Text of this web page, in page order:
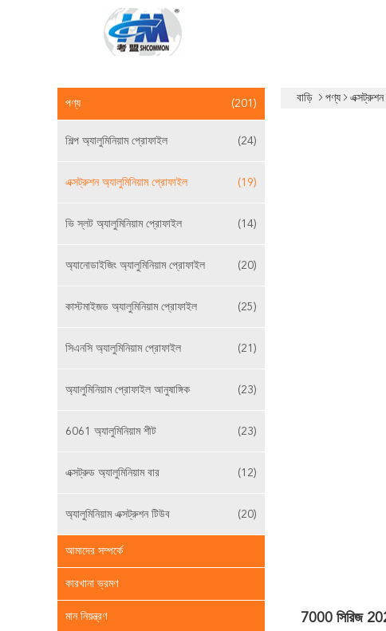
পণ্য (201)
শিল্প অ্যালুমিনিয়াম প্রোফাইল (24)
এক্সট্রুশন অ্যালুমিনিয়াম প্রোফাইল (19)
ভি স্লট অ্যালুমিনিয়াম প্রোফাইল (14)
অ্যানোডাইজিং অ্যালুমিনিয়াম প্রোফাইল (20)
কাস্টমাইজড অ্যালুমিনিয়াম প্রোফাইল (25)
সিএনসি অ্যালুমিনিয়াম প্রোফাইল (21)
অ্যালুমিনিয়াম প্রোফাইল আনুষাঙ্গিক (23)
6061 অ্যালুমিনিয়াম শীট (23)
এক্সট্রুড অ্যালুমিনিয়াম বার (12)
অ্যালুমিনিয়াম এক্সট্রুশন টিউব (20)
আমাদের সম্পর্কে
কারখানা ভ্রমণ
মান নিয়ন্ত্রণ
বাড়ি পণ্য এক্সট্রুশন
7000 সিরিজ